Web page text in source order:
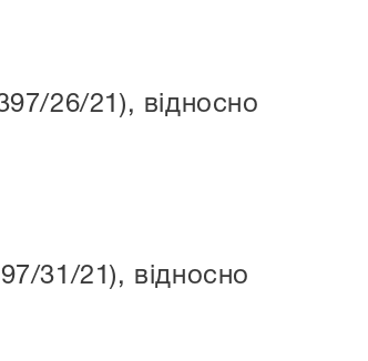
26/21), відносно
31/21), відносно